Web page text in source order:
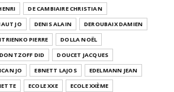
DE CAMBIAIRE CHRISTIAN
JO DENIS ALAIN
DEROUBAIX DAMIEN
PIERRE
DOLLA NOËL
DONTZOFF DID
DOUCET JACQUES
JO EBNETT LAJOS
EDELMANN JEAN
ECOLE XXE
ECOLE XXÈME